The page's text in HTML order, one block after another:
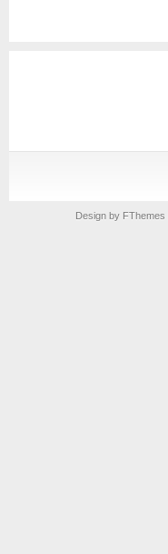
Design by FThemes